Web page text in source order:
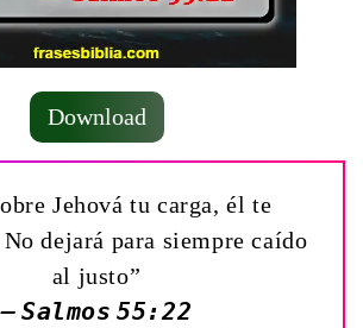
Download
Jehová tu carga, él te
dejará para siempre caído
al justo”
— Salmos 55:22